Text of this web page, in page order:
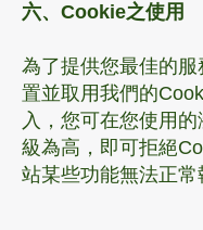
六、Cookie之使用
為了提供您最佳的
置並取用我們的
入，您可在您使用
級為高，即可拒絕
站某些功能無法正常